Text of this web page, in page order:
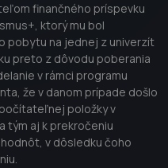
finančného príspevku
ktorý mu bol
pobytu na jednej z univerzít
preto z dôvodu poberania
v rámci programu
že v danom prípade došlo
položky v
tým aj k prekročeniu
v dôsledku čoho